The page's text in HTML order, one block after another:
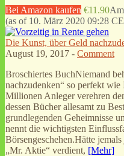
Bei Amazon kaufen €11.90
(as of 10. März 2020 09:28
Die Kunst, über Geld
August 19, 2017 - Comment
Broschiertes BuchNiemand
nachzudenken“ so perfekt
Millionen Anleger verehren
dessen Bücher allesamt zu
grundlegenden Geheimnisse
nennt die wichtigsten
Börsengeschehen.Hätte
„Mr. Aktie“ verdient, [Mehr]